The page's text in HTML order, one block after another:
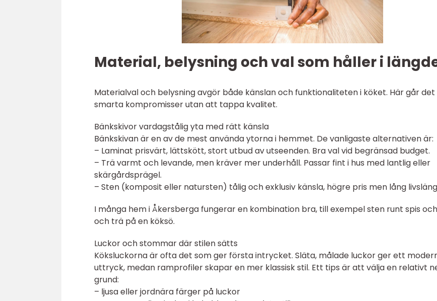
Material, belysning och val som håller i
Materialval och belysning avgör både känslan och funktionaliteten i köket. Här går
smarta kompromisser utan att tappa kvalitet.
Bänkskivor vardagstålig yta med rätt känsla
Bänkskivan är en av de mest använda ytorna i hemmet. De vanligaste alternativen är:
– Laminat prisvärt, lättskött, stort utbud av utseenden. Bra val vid begränsad budget.
– Trä varmt och levande, men kräver mer underhåll. Passar fint i hus med lantlig eller
skärgårdsprägel.
– Sten (komposit eller natursten) tålig och exklusiv känsla, högre pris men lång
I många hem i Åkersberga fungerar en kombination bra, till exempel sten runt spis
och trä på en köksö.
Luckor och stommar där stilen sätts
Köksluckorna är ofta det som ger första intrycket. Släta, målade luckor ger ett
uttryck, medan ramprofiler skapar en mer klassisk stil. Ett tips är att välja en relativt
grund:
– ljusa eller jordnära färger på luckor